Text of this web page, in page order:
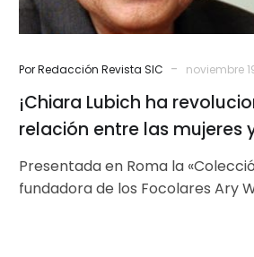
la
Por Redacción Revista SIC - noviembre
¡Chiara Lubich ha
relación entre las mujeres
Presentada en Roma la
fundadora de los Focolares Ary